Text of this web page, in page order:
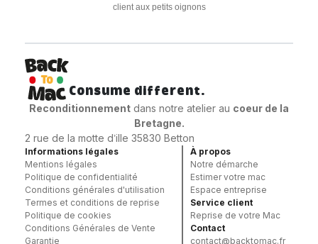
client aux petits oignons
Consume different.
Reconditionnement dans notre atelier au coeur de la
Bretagne.
2 rue de la motte d’ille 35830 Betton
Informations légales
Mentions légales
Politique de confidentialité
Conditions générales d'utilisation
Termes et conditions de reprise
Politique de cookies
Conditions Générales de Vente
Garantie
À propos
Notre démarche
Estimer votre mac
Espace entreprise
Service client
Reprise de votre Mac
Contact
contact@backtomac.fr